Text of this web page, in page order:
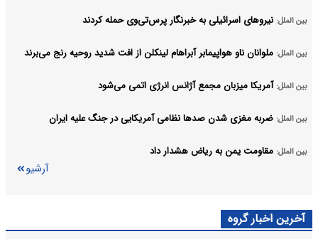
بین الملل: نیروهای اسرائیلی به خبرنگار پرس‌تی‌وی حمله کردند
بین الملل: ملوانان ناو هواپیمابر آبراهام لینکلن از افت شدید روحیه رنج می‌برند
بین الملل: آمریکا میزبان مجمع آژانس انرژی اتمی می‌شود
بین الملل: ضربه مغزی شدن صدها نظامی آمریکایی در جنگ علیه ایران
بین الملل: مقاومت یمن به ریاض هشدار داد
آرشیو
آخرین اخبار گروه